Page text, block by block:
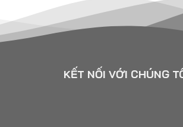
KẾT NỐI VỚI CHÚNG